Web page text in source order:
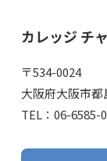
カレッジ チ
〒534-0024
大阪府大阪市
TEL：06-